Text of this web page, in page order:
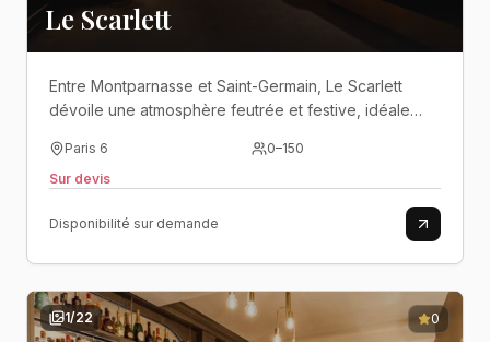
Le Scarlett
Entre Montparnasse et Saint-Germain, Le Scarlett
dévoile une atmosphère feutrée et festive, idéale
jusqu’au bout de la nuit..
Paris 6 0–150
Sur devis
Disponibilité sur demande
1/22 0